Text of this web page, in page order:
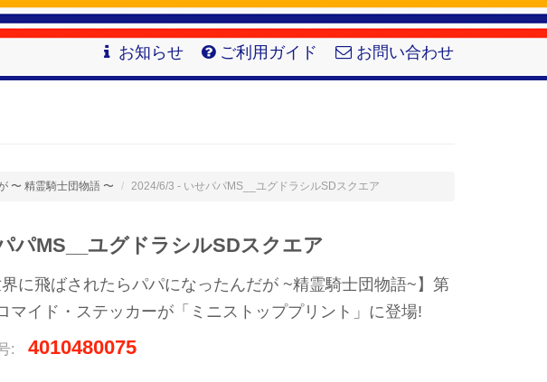
お知らせ ご利用ガイド お問い合わせ
〜 精霊騎士団物語 〜 2024/6/3 - いせパパMS__ユグドラシルSDスクエア
パMS__ユグドラシルSDスクエア
界に飛ばされたらパパになったんだが ~精霊騎士団物語~】第
マイド・ステッカーが「ミニストッププリント」に登場!
: 4010480075